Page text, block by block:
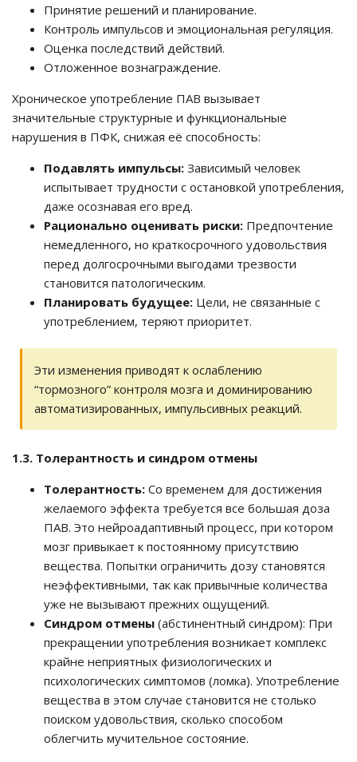
Принятие решений и планирование.
Контроль импульсов и эмоциональная регуляция.
Оценка последствий действий.
Отложенное вознаграждение.
Хроническое употребление ПАВ вызывает
значительные структурные и функциональные
нарушения в ПФК, снижая её способность:
Подавлять импульсы: Зависимый человек
испытывает трудности с остановкой употребления,
даже осознавая его вред.
Рационально оценивать риски: Предпочтение
немедленного, но краткосрочного удовольствия
перед долгосрочными выгодами трезвости
становится патологическим.
Планировать будущее: Цели, не связанные с
употреблением, теряют приоритет.
Эти изменения приводят к ослаблению
“тормозного” контроля мозга и доминированию
автоматизированных, импульсивных реакций.
1.3. Толерантность и синдром отмены
Толерантность: Со временем для достижения
желаемого эффекта требуется все большая доза
ПАВ. Это нейроадаптивный процесс, при котором
мозг привыкает к постоянному присутствию
вещества. Попытки ограничить дозу становятся
неэффективными, так как привычные количества
уже не вызывают прежних ощущений.
Синдром отмены (абстинентный синдром): При
прекращении употребления возникает комплекс
крайне неприятных физиологических и
психологических симптомов (ломка). Употребление
вещества в этом случае становится не столько
поиском удовольствия, сколько способом
облегчить мучительное состояние.